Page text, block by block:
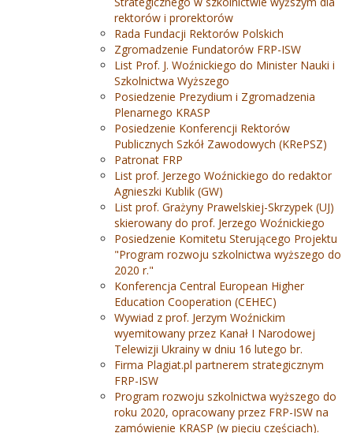
rektorów i prorektorów
Rada Fundacji Rektorów Polskich
Zgromadzenie Fundatorów FRP-ISW
List Prof. J. Woźnickiego do Minister Nauki i
Szkolnictwa Wyższego
Posiedzenie Prezydium i Zgromadzenia
Plenarnego KRASP
Posiedzenie Konferencji Rektorów
Publicznych Szkół Zawodowych (KRePSZ)
Patronat FRP
List prof. Jerzego Woźnickiego do redaktor
Agnieszki Kublik (GW)
List prof. Grażyny Prawelskiej-Skrzypek (UJ)
skierowany do prof. Jerzego Woźnickiego
Posiedzenie Komitetu Sterującego Projektu
"Program rozwoju szkolnictwa wyższego do
2020 r."
Konferencja Central European Higher
Education Cooperation (CEHEC)
Wywiad z prof. Jerzym Woźnickim
wyemitowany przez Kanał I Narodowej
Telewizji Ukrainy w dniu 16 lutego br.
Firma Plagiat.pl partnerem strategicznym
FRP-ISW
Program rozwoju szkolnictwa wyższego do
roku 2020, opracowany przez FRP-ISW na
zamówienie KRASP (w pięciu częściach).